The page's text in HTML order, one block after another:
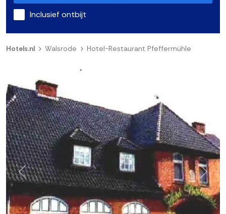
Inclusief ontbijt
Hotels.nl Walsrode Hotel-Restaurant Pfeffermühle